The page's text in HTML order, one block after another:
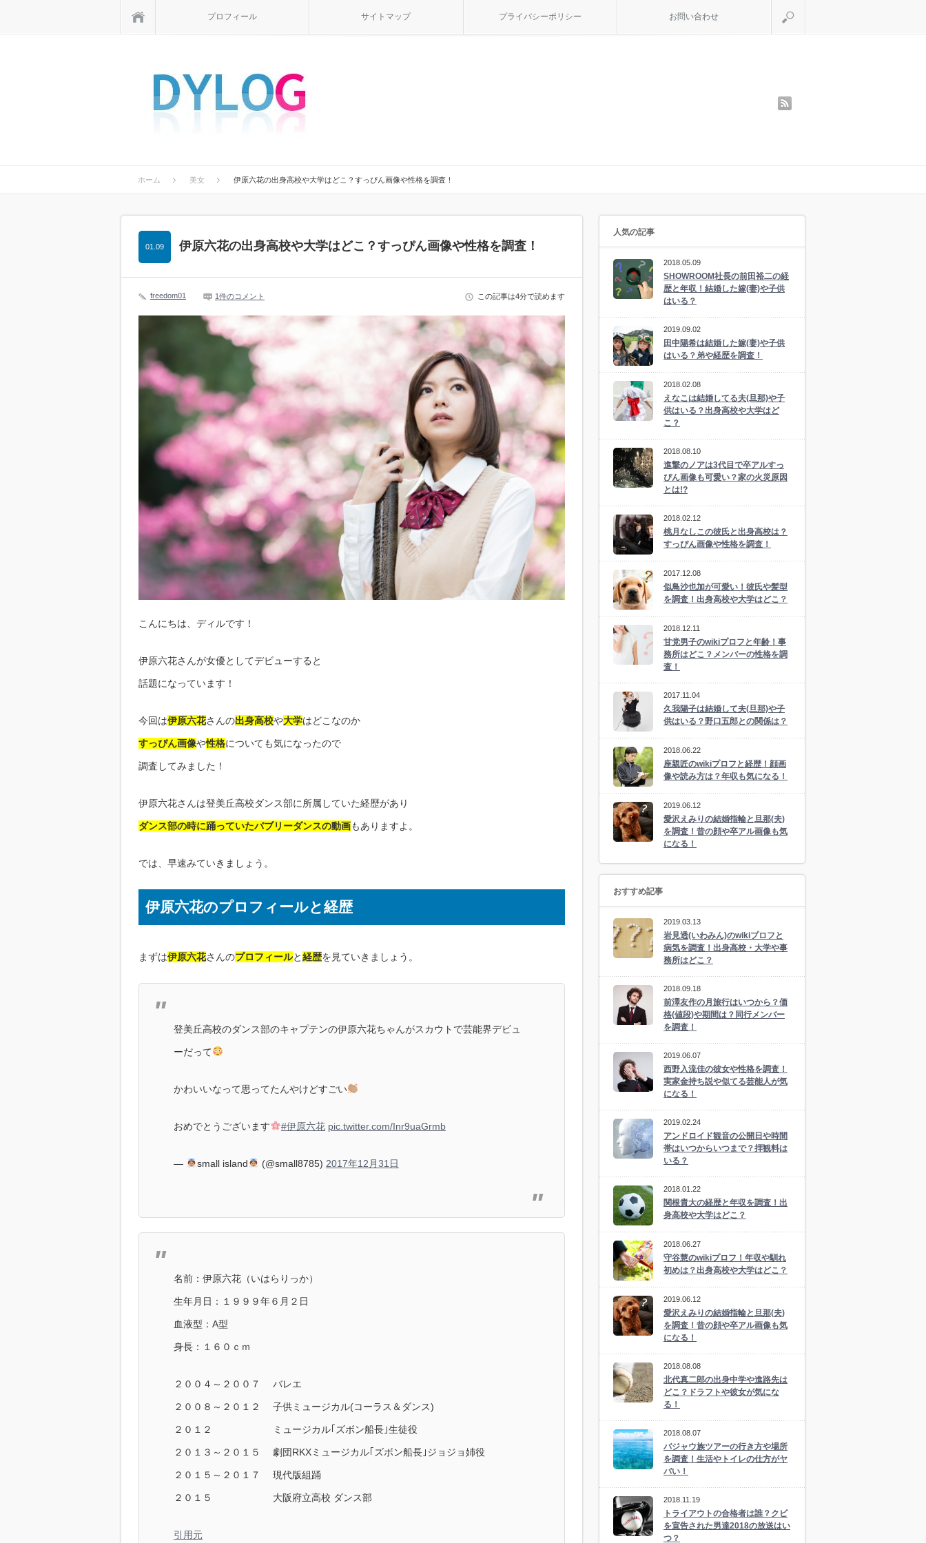
プロフィール サイトマップ プライバシーポリシー お問い合わせ
ホーム 美女 伊原六花の出身高校や大学はどこ？すっぴん画像や性格を調査！
伊原六花の出身高校や大学はどこ？すっぴん画像や性格を調査！
01.09
freedom01 1件のコメント この記事は4分で読めます
こんにちは、ディルです！
伊原六花さんが女優としてデビューすると
話題になっています！
今回は伊原六花さんの出身高校や大学はどこなのか
すっぴん画像や性格についても気になったので
調査してみました！
伊原六花さんは登美丘高校ダンス部に所属していた経歴があり
ダンス部の時に踊っていたバブリーダンスの動画もありますよ。
では、早速みていきましょう。
伊原六花のプロフィールと経歴
まずは伊原六花さんのプロフィールと経歴を見ていきましょう。
登美丘高校のダンス部のキャプテンの伊原六花ちゃんがスカウトで芸能界デビュ
ーだって
かわいいなって思ってたんやけどすごい
おめでとうございます #伊原六花 pic.twitter.com/Inr9uaGrmb
— small island (@small8785) 2017年12月31日
名前：伊原六花（いはらりっか）
生年月日：１９９９年６月２日
血液型：A型
身長：１６０ｃｍ
２００４～２００７ バレエ
２００８～２０１２ 子供ミュージカル(コーラス＆ダンス)
２０１２ ミュージカル｢ズボン船長｣生徒役
２０１３～２０１５ 劇団RKXミュージカル｢ズボン船長｣ジョジョ姉役
２０１５～２０１７ 現代版組踊
２０１５ 大阪府立高校 ダンス部
引用元
人気の記事
2018.05.09
SHOWROOM社長の前田裕二の経
歴と年収！結婚した嫁(妻)や子供
はいる？
2019.09.02
田中陽希は結婚した嫁(妻)や子供
はいる？弟や経歴を調査！
2018.02.08
えなこは結婚してる夫(旦那)や子
供はいる？出身高校や大学はど
こ？
2018.08.10
進撃のノアは3代目で卒アルすっ
ぴん画像も可愛い？家の火災原因
とは!?
2018.02.12
桃月なしこの彼氏と出身高校は？
すっぴん画像や性格を調査！
2017.12.08
似鳥沙也加が可愛い！彼氏や髪型
を調査！出身高校や大学はどこ？
2018.12.11
甘党男子のwikiプロフと年齢！事
務所はどこ？メンバーの性格を調
査！
2017.11.04
久我陽子は結婚して夫(旦那)や子
供はいる？野口五郎との関係は？
2018.06.22
座親匠のwikiプロフと経歴！顔画
像や読み方は？年収も気になる！
2019.06.12
愛沢えみりの結婚指輪と旦那(夫)
を調査！昔の顔や卒アル画像も気
になる！
おすすめ記事
2019.03.13
岩見透(いわみん)のwikiプロフと
病気を調査！出身高校・大学や事
務所はどこ？
2018.09.18
前澤友作の月旅行はいつから？価
格(値段)や期間は？同行メンバー
を調査！
2019.06.07
西野入流佳の彼女や性格を調査！
実家金持ち説や似てる芸能人が気
になる！
2019.02.24
アンドロイド観音の公開日や時間
帯はいつからいつまで？拝観料は
いる？
2018.01.22
関根貴大の経歴と年収を調査！出
身高校や大学はどこ？
2018.06.27
守谷慧のwikiプロフ！年収や馴れ
初めは？出身高校や大学はどこ？
2019.06.12
愛沢えみりの結婚指輪と旦那(夫)
を調査！昔の顔や卒アル画像も気
になる！
2018.08.08
北代真二郎の出身中学や進路先は
どこ？ドラフトや彼女が気にな
る！
2018.08.07
バジャウ族ツアーの行き方や場所
を調査！生活やトイレの仕方がヤ
バい！
2018.11.19
トライアウトの合格者は誰？クビ
を宣告された男達2018の放送はい
つ？